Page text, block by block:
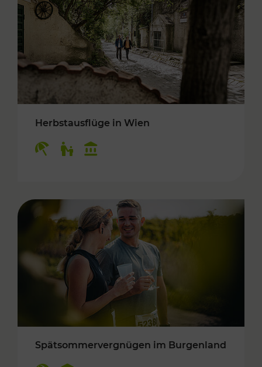
Herbstausflüge in Wien
Spätsommervergnügen im Burgenland